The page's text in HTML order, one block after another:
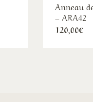
Anneau
– ARA42
120,00€